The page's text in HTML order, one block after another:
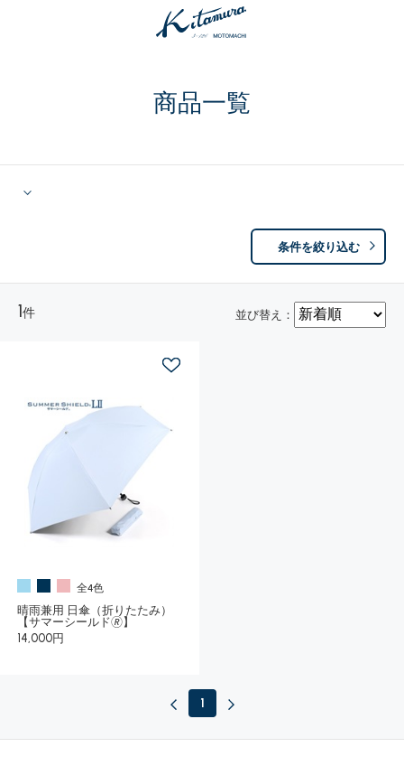
商品一覧
条件を絞り込む
1件 並び替え：
全4色
晴雨兼用 日傘（折りたたみ）
【サマーシールド🄬】
14,000円
1